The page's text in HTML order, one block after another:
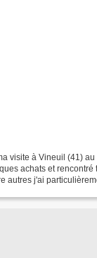
visite à Vineuil (41)
achats et rencontré
autres j'ai